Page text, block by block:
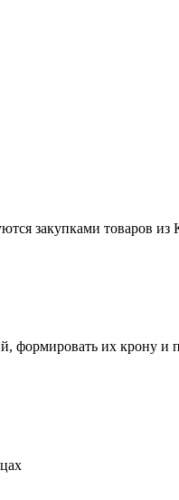
закупками товаров из
формировать их крону и